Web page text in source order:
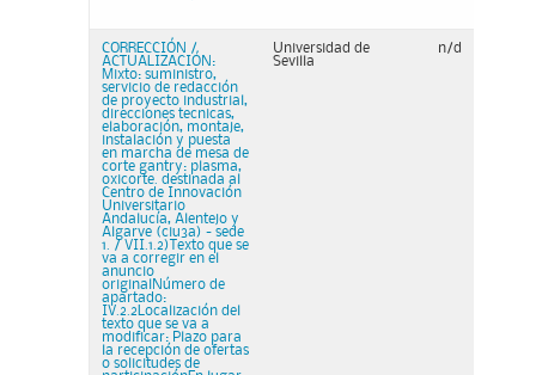
CORRECCIÓN /
ACTUALIZACIÓN:
Mixto: suministro,
servicio de redacción
de proyecto industrial,
direcciones tecnicas,
elaboración, montaje,
instalación y puesta
en marcha de mesa de
corte gantry: plasma,
oxicorte. destinada al
Centro de Innovación
Universitario
Andalucía, Alentejo y
Algarve (ciu3a) - sede
1. / VII.1.2)Texto que se
va a corregir en el
anuncio
originalNúmero de
apartado:
IV.2.2Localización del
texto que se va a
modificar: Plazo para
la recepción de ofertas
o solicitudes de
Universidad de
Sevilla
n/d